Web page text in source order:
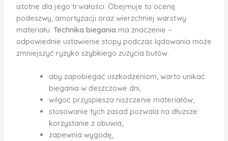
istotne dla jego trwałości. Obejmuje to ocenę
podeszwy, amortyzacji oraz wierzchniej warstwy
materiału. Technika biegania ma znaczenie –
odpowiednie ustawienie stopy podczas lądowania może
zmniejszyć ryzyko szybkiego zużycia butów.
aby zapobiegać uszkodzeniom, warto unikać
biegania w deszczowe dni,
wilgoć przyspiesza niszczenie materiałów,
stosowanie tych zasad pozwala na dłuższe
korzystanie z obuwia,
zapewnia wygodę,